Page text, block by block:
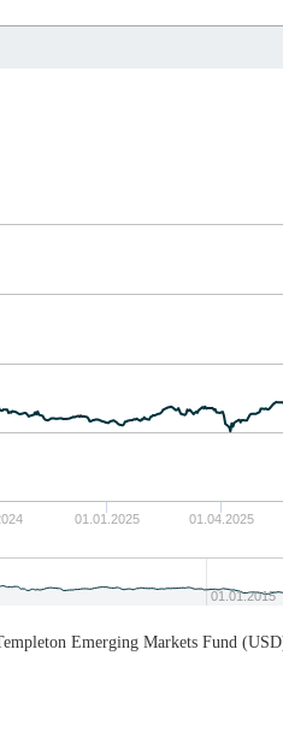
01.01.2025 01.04.2025
01.01.2015
Emerging Markets Fund